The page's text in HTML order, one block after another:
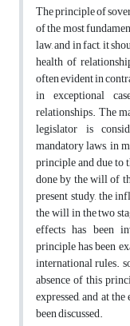
The principle of
of the most
law, and in fact, it
health of
often evident in
in exceptional
relationships. The
legislator is
mandatory laws, in
principle and due to
done by the will of
present study, the
the will in the two
effects has been
principle has been
international rules.
absence of this
expressed, and at
been discussed.